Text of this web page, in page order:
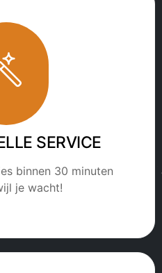
SERVICE
binnen 30 minuten
je wacht!